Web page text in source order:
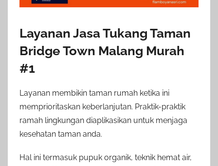
Layanan Jasa Tukang Taman
Bridge Town Malang Murah
#1
Layanan membikin taman rumah ketika ini
memprioritaskan keberlanjutan. Praktik-praktik
ramah lingkungan diaplikasikan untuk menjaga
kesehatan taman anda.
Hal ini termasuk pupuk organik, teknik hemat air,